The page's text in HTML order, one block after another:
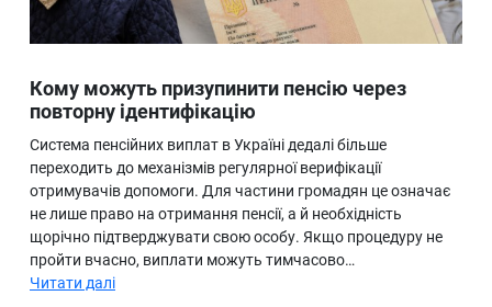
Людина
Ukraine
Про нас
Кому можуть призупинити пенсію через
повторну ідентифікацію
Система пенсійних виплат в Україні дедалі більше
переходить до механізмів регулярної верифікації
отримувачів допомоги. Для частини громадян це означає
не лише право на отримання пенсії, а й необхідність
щорічно підтверджувати свою особу. Якщо процедуру не
пройти вчасно, виплати можуть тимчасово…
Читати далі